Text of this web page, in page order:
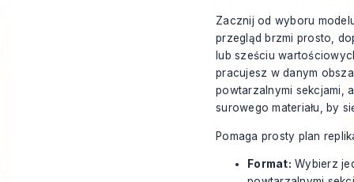
Zacznij od wyboru
przegląd brzmi prosto,
lub sześciu
pracujesz w danym
powtarzalnymi sekcjami,
surowego materiału, by
Pomaga prosty plan
Format: Wybierz